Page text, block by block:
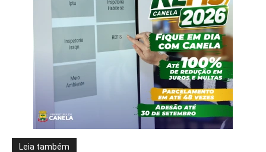
Leia também